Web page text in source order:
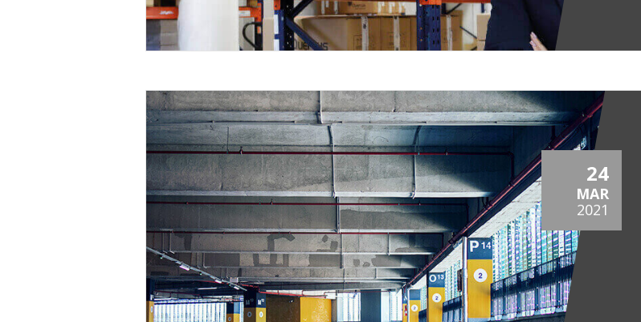
24
MAR
2021